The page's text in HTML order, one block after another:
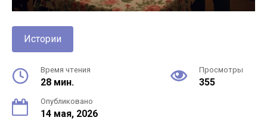
Истории
Время чтения
28 мин.
Просмотры
355
Опубликовано
14 мая, 2026